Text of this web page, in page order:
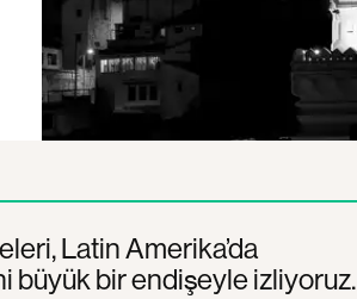
Latin Amerika’da
büyük bir endişeyle izliyoruz.